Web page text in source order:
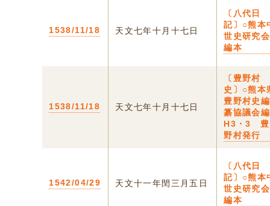
1538/11/18 天文七年十月十七日
〔八代日
記〕○熊本
世史研究会
編本
1538/11/18 天文七年十月十七日
〔豊野村
史〕○熊本
豊野村史編
纂協議会編
H3・3 豊
野村発行
1542/04/29 天文十一年閏三月五日
〔八代日
記〕○熊本
世史研究会
編本